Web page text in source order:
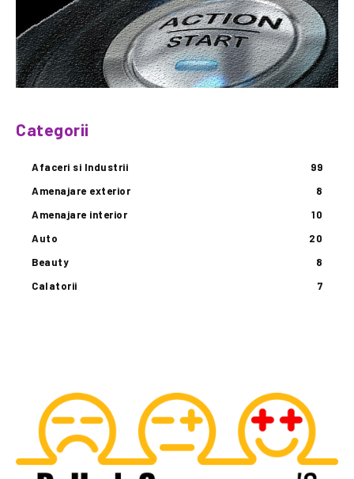
Categorii
Afaceri si Industrii
99
Amenajare exterior
8
Amenajare interior
10
Auto
20
Beauty
8
Calatorii
7